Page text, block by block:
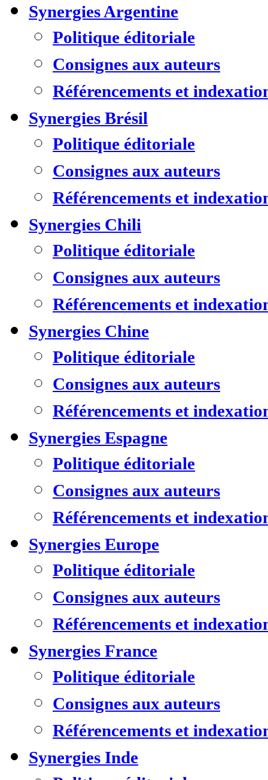
Synergies Argentine
Politique éditoriale
Consignes aux auteurs
Référencements et
Synergies Brésil
Politique éditoriale
Consignes aux auteurs
Référencements et
Synergies Chili
Politique éditoriale
Consignes aux auteurs
Référencements et
Synergies Chine
Politique éditoriale
Consignes aux auteurs
Référencements et
Synergies Espagne
Politique éditoriale
Consignes aux auteurs
Référencements et
Synergies Europe
Politique éditoriale
Consignes aux auteurs
Référencements et
Synergies France
Politique éditoriale
Consignes aux auteurs
Référencements et
Synergies Inde